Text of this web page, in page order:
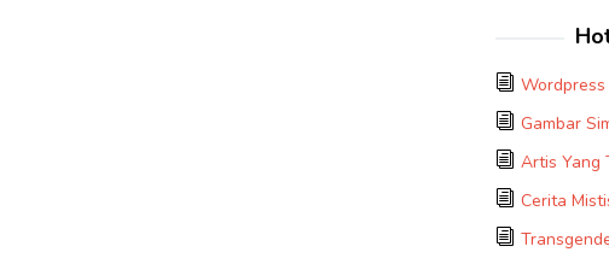
Wordpress
Gambar
Artis Yang
Cerita